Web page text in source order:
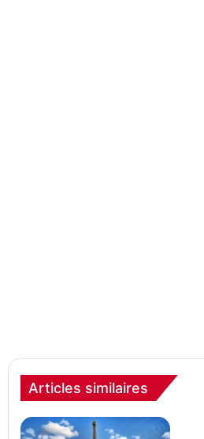
Articles similaires